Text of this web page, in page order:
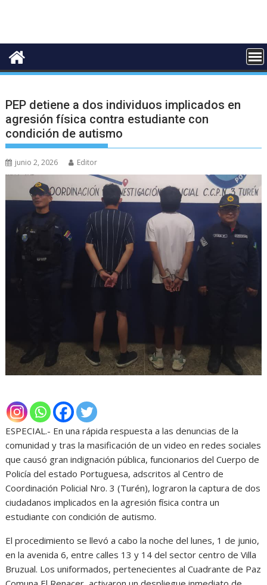
PEP detiene a dos individuos implicados en
agresión física contra estudiante con
condición de autismo
junio 2, 2026 Editor
ESPECIAL.- En una rápida respuesta a las denuncias de la
comunidad y tras la masificación de un video en redes sociales
que causó gran indignación pública, funcionarios del Cuerpo de
Policía del estado Portuguesa, adscritos al Centro de
Coordinación Policial Nro. 3 (Turén), lograron la captura de dos
ciudadanos implicados en la agresión física contra un
estudiante con condición de autismo.
El procedimiento se llevó a cabo la noche del lunes, 1 de junio,
en la avenida 6, entre calles 13 y 14 del sector centro de Villa
Bruzual. Los uniformados, pertenecientes al Cuadrante de Paz